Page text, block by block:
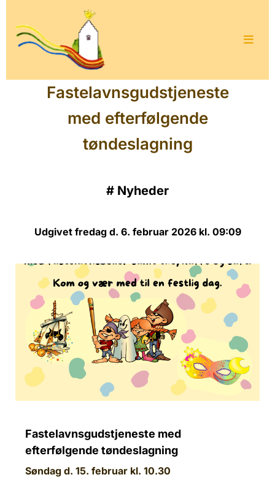
Fastelavnsgudstjeneste
med efterfølgende
tøndeslagning
# Nyheder
Udgivet fredag d. 6. februar 2026 kl. 09:09
Fastelavnsgudstjeneste med
efterfølgende tøndeslagning
Søndag d. 15. februar kl. 10.30